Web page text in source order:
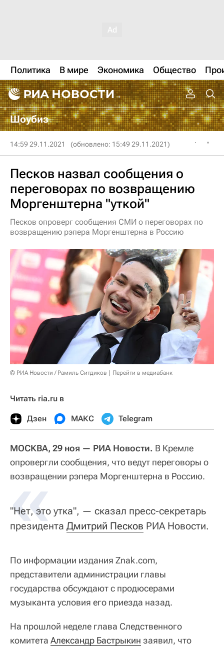
Политика В мире Экономика Общество
Шоубиз
14:59 29.11.2021 (обновлено: 15:49 29.11.2021)
Песков назвал сообщения о
переговорах по возвращению
Моргенштерна "уткой"
Песков опроверг сообщения СМИ о переговорах по
возвращению рэпера Моргенштерна в Россию
© РИА Новости / Рамиль Ситдиков Перейти в медиабанк
Читать ria.ru в
Дзен МАКС Telegram
МОСКВА, 29 ноя — РИА Новости. В Кремле
опровергли сообщения, что ведут переговоры о
возвращении рэпера Моргенштерна в Россию.
«
"Нет, это утка", — сказал пресс-секретарь
президента Дмитрий Песков РИА Новости.
По информации издания Znak.com,
представители администрации главы
государства обсуждают с продюсерами
музыканта условия его приезда назад.
На прошлой неделе глава Следственного
комитета Александр Бастрыкин заявил, что